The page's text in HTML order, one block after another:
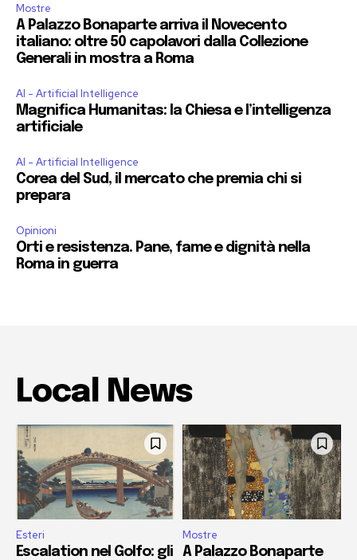
Mostre
A Palazzo Bonaparte arriva il Novecento
italiano: oltre 50 capolavori dalla Collezione
Generali in mostra a Roma
AI - Artificial Intelligence
Magnifica Humanitas: la Chiesa e l’intelligenza
artificiale
AI - Artificial Intelligence
Corea del Sud, il mercato che premia chi si
prepara
Opinioni
Orti e resistenza. Pane, fame e dignità nella
Roma in guerra
Local News
Esteri
Escalation nel Golfo: gli
Mostre
A Palazzo Bonaparte